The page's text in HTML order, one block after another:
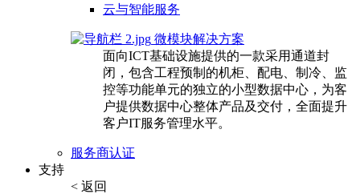
云与智能服务
微模块解决方案
面向ICT基础设施提供的一款采用通道封
闭，包含工程预制的机柜、配电、制冷、监
控等功能单元的独立的小型数据中心，为客
户提供数据中心整体产品及交付，全面提升
客户IT服务管理水平。
服务商认证
支持
< 返回